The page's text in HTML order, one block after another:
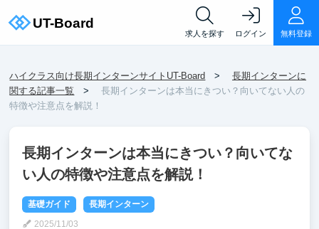
求人を探す ログイン 無料登録
ハイクラス向け長期インターンサイトUT-Board
長期インターンに
関する記事一覧
長期インターンは本当にきつい？向いてない人の
特徴や注意点を解説！
長期インターンは本当にきつい？向いてな
い人の特徴や注意点を解説！
基礎ガイド 長期インターン
2025/11/03